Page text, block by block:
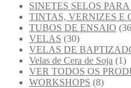
SINETES SELOS
TINTAS, VERNIZES E
TUBOS DE ENSAIO
VELAS (30)
VELAS DE
Velas de Cera de Soja (1)
VER TODOS OS
WORKSHOPS (8)